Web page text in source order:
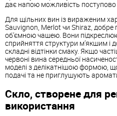
дає напою можливість
Для щільних вин із вираженим
Sauvignon, Merlot чи Shiraz, добре
об’ємною чашею. Вони
сприйняття структури м’якшим і
складні відтінки смаку. Якщо
червоні вина середньої
моделі з делікатнішою формою,
подачі та не приглушують
Скло, створене для
використання